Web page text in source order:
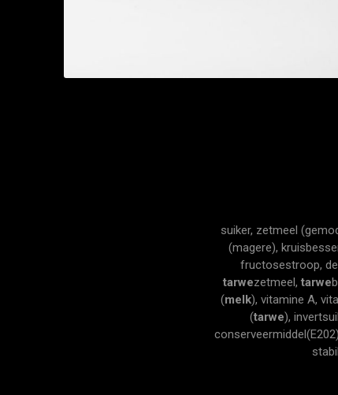
suiker, zetmeel
(magere),
fructosestroop,
tarwezetmeel, tarwe
(melk), vitamine A,
(tarwe),